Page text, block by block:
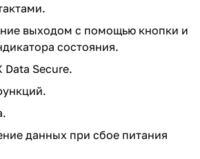
выходом с помощью кнопки и
состояния.
Secure.
данных при сбое питания